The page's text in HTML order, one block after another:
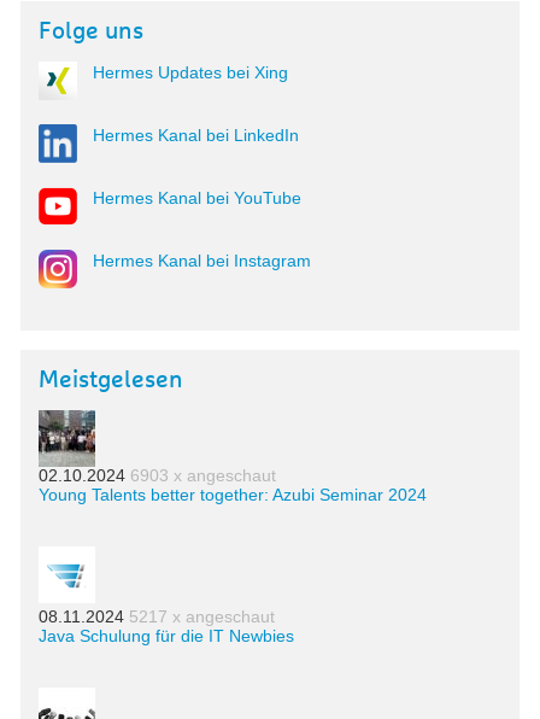
Folge uns
Hermes Updates bei Xing
Hermes Kanal bei LinkedIn
Hermes Kanal bei YouTube
Hermes Kanal bei Instagram
Meistgelesen
02.10.2024 6903 x angeschaut
Young Talents better together: Azubi Seminar 2024
08.11.2024 5217 x angeschaut
Java Schulung für die IT Newbies